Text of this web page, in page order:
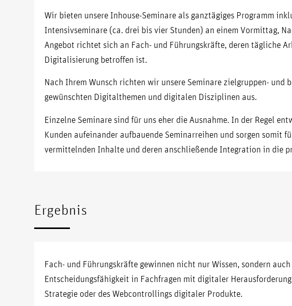
Wir bieten unsere Inhouse-Seminare als ganztägiges Programm
Intensivseminare (ca. drei bis vier Stunden) an einem Vormittag,
Angebot richtet sich an Fach- und Führungskräfte, deren tägliche
Digitalisierung betroffen ist.
Nach Ihrem Wunsch richten wir unsere Seminare zielgruppen- und
gewünschten Digitalthemen und digitalen Disziplinen aus.
Einzelne Seminare sind für uns eher die Ausnahme. In der Regel
Kunden aufeinander aufbauende Seminarreihen und sorgen somit
vermittelnden Inhalte und deren anschließende Integration in die
Ergebnis
Fach- und Führungskräfte gewinnen nicht nur Wissen, sondern
Entscheidungsfähigkeit in Fachfragen mit digitaler
Strategie oder des Webcontrollings digitaler Produkte.